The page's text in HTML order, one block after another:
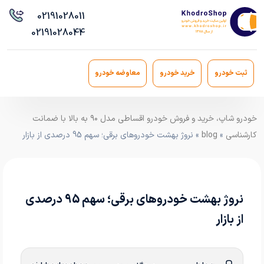
02191028011
02191028044
ثبت خودرو خرید خودرو معاوضه خودرو
خودرو شاپ، خرید و فروش خودرو اقساطی مدل ۹۰ به بالا با ضمانت
کارشناسی »
blog » نروژ بهشت خودروهای برقی؛ سهم 95 درصدی از بازار
نروژ بهشت خودروهای برقی؛ سهم 95 درصدی
از بازار